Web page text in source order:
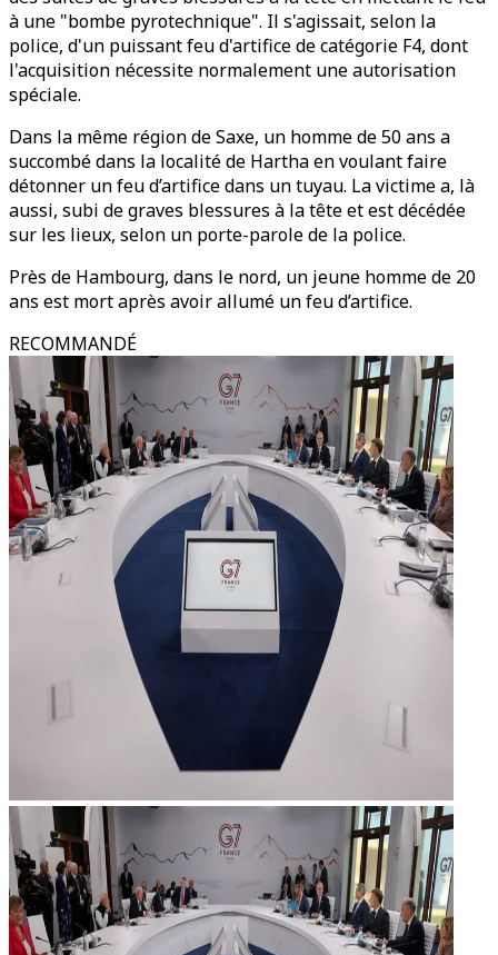
à une "bombe pyrotechnique". Il s'agissait, selon la
police, d'un puissant feu d'artifice de catégorie F4, dont
l'acquisition nécessite normalement une autorisation
spéciale.
Dans la même région de Saxe, un homme de 50 ans a
succombé dans la localité de Hartha en voulant faire
détonner un feu d’artifice dans un tuyau. La victime a, là
aussi, subi de graves blessures à la tête et est décédée
sur les lieux, selon un porte-parole de la police.
Près de Hambourg, dans le nord, un jeune homme de 20
ans est mort après avoir allumé un feu d’artifice.
RECOMMANDÉ